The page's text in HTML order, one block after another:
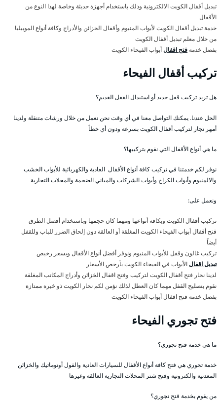
تبديل أقفال الكويت الالكترونية وذلك باستخدام أجهزة حديثة وخاصة لهذا النوع من
الأقفال
خدمة تبديل أقفال الكويت لأبواب المنيوم وأقفال الخزائن والأدراج وكافة أنواع الموبيليا
من خلال معلم تبديل أقفال الكويت
بفضل خدمة فتح اقفالأبواب الفيحاء الكويت
تركيب أقفال الفيحاء
هل تريد تركيب قفل جديد أو استبدال القفل القديم؟
الحل عندنا. يمكنك التواصل معنا في أي وقت نحن نعمل من خلال ورشات متنقلة ولدينا
أمهر نجار لتركيب أقفال الكويت بسرعة ودون أي خطأ
ما هي أنواع الأقفال التي نقوم بتركيبها؟
نوفر لكم خدمتنا في تركيب كافة أنواع الأقفال العادية والكهربائية للأبواب الخشب
والالمنيوم وأبواب الكراج وأبواب الشركات والمباني الضخمة والمحلات التجارية
ونعمل على:
تركيب أقفال الكويت وبكافة أنواعها ومهما كان حجمها وباستخدام أفضل الطرق
فتح أقفال أبواب الفيحاء الكويت المغلقة أو العالقة دون إلحاق الضرر للباب وللقفل
أيضاً
تركيب غالون وقفل للأبواب المنيوم ونوفر أفضل أنواع الأقفال وبسعر رخيص
تبديل اقفالالأبواب في الفيحاء الكويت بأرخص الأسعار
لدينا نجار فتح أقفال الكويت لتركيب وفتح اقفال الخزائن وأدراج المكاتب المغلقة
نقوم بتصليح القفل مهما كان العطل لذلك نؤمن لكم نجار الكويت ذو خبرة ممتازة
بفضل خدمة فتح اقفال أبواب الفيحاء الكويت
فتح تجوري الفيحاء
ما هي خدمة فتح تجوري؟
خدمة تجوري هي فتح كافة أنواع الأقفال للسيارات العادية والفول أوتوماتيك والخزائن
المعدنية والكترونية وفتح شتر المحلات التجارية العالقة وغيرها
من يقوم بخدمة فتح تجوري؟